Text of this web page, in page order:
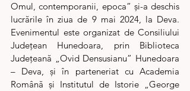
Omul, contemporanii, epoca” și-a deschis
lucrările în ziua de 9 mai 2024, la Deva.
Evenimentul este organizat de Consiliului
Județean Hunedoara, prin Biblioteca
Județeană „Ovid Densusianu” Hunedoara
– Deva, și în parteneriat cu Academia
Română și Institutul de Istorie „George